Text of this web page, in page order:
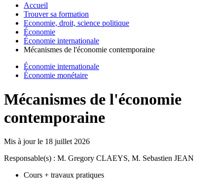
Accueil
Trouver sa formation
Economie, droit, science politique
Économie
Économie internationale
Mécanismes de l'économie contemporaine
Économie internationale
Économie monétaire
Mécanismes de l'économie
contemporaine
Mis à jour le 18 juillet 2026
Responsable(s) : M. Gregory CLAEYS, M. Sebastien JEAN
Cours + travaux pratiques